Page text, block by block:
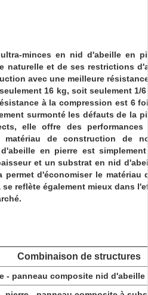
minces en nid d'abeille en
naturelle et de ses restrictions
avec une meilleure
16 kg, soit seulement 1/
à la compression est 6
surmonté les défauts de la
elle offre des
de construction de
en pierre est
et un substrat en nid
permet d'économiser le
reflète également mieux dans
Combinaison de structures
- panneau composite nid d'abeille